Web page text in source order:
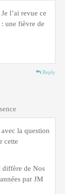
l’ai revue ce
une fièvre de
Reply
la question
cette
diffère de Nos
par JM